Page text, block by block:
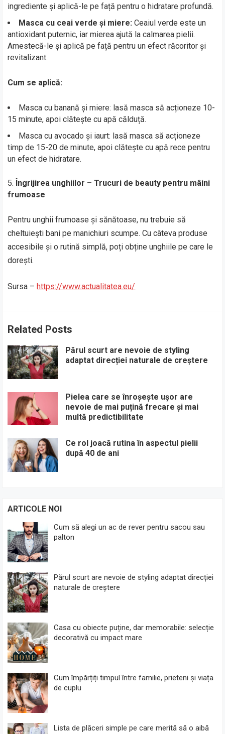
ingrediente și aplică-le pe față pentru o hidratare profundă.
Masca cu ceai verde și miere: Ceaiul verde este un
antioxidant puternic, iar mierea ajută la calmarea pielii.
Amestecă-le și aplică pe față pentru un efect răcoritor și
revitalizant.
Cum se aplică:
Masca cu banană și miere: lasă masca să acționeze 10-
15 minute, apoi clătește cu apă călduță.
Masca cu avocado și iaurt: lasă masca să acționeze
timp de 15-20 de minute, apoi clătește cu apă rece pentru
un efect de hidratare.
Îngrijirea unghiilor – Trucuri de beauty pentru mâini
frumoase
Pentru unghii frumoase și sănătoase, nu trebuie să
cheltuiești bani pe manichiuri scumpe. Cu câteva produse
accesibile și o rutină simplă, poți obține unghiile pe care le
dorești.
Sursa –https://www.actualitatea.eu/
Related Posts
Părul scurt are nevoie de styling
adaptat direcției naturale de creștere
Pielea care se înroșește ușor are
nevoie de mai puțină frecare și mai
multă predictibilitate
Ce rol joacă rutina în aspectul pielii
după 40 de ani
ARTICOLE NOI
Cum să alegi un ac de rever pentru sacou sau
palton
Părul scurt are nevoie de styling adaptat direcției
naturale de creștere
Casa cu obiecte puține, dar memorabile: selecție
decorativă cu impact mare
Cum împărțiți timpul între familie, prieteni și viața
de cuplu
Lista de plăceri simple pe care merită să o aibă